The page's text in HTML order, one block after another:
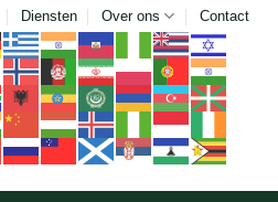
Diensten Over ons Contact